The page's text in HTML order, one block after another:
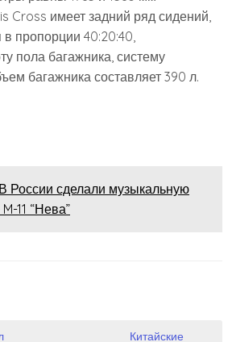
Cross имеет задний ряд сидений,
пропорции 40:20:40,
пола багажника, систему
багажника составляет 390 л.
В России сделали музыкальную
11 “Нева”
Китайские